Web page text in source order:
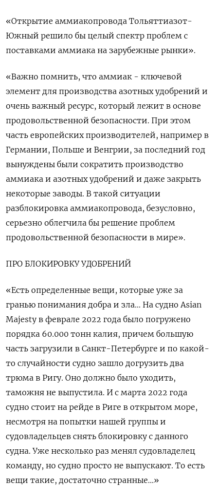
«Открытие аммиакопровода Тольяттиазот-
Южный решило бы целый спектр проблем с
поставками аммиака на зарубежные рынки».
«Важно помнить, что аммиак - ключевой
элемент для производства азотных удобрений и
очень важный ресурс, который лежит в основе
продовольственной безопасности. При этом
часть европейских производителей, например в
Германии, Польше и Венгрии, за последний год
вынуждены были сократить производство
аммиака и азотных удобрений и даже закрыть
некоторые заводы. В такой ситуации
разблокировка аммиакопровода, безусловно,
серьезно облегчила бы решение проблем
продовольственной безопасности в мире».
ПРО БЛОКИРОВКУ УДОБРЕНИЙ
«Есть определенные вещи, которые уже за
гранью понимания добра и зла... На судно Asian
Majesty в феврале 2022 года было погружено
порядка 60.000 тонн калия, причем большую
часть загрузили в Санкт-Петербурге и по какой-
то случайности судно зашло догрузить два
трюма в Ригу. Оно должно было уходить,
таможня не выпустила. И с марта 2022 года
судно стоит на рейде в Риге в открытом море,
несмотря на попытки нашей группы и
судовладельцев снять блокировку с данного
судна. Уже несколько раз менял судовладелец
команду, но судно просто не выпускают. То есть
вещи такие, достаточно странные...»